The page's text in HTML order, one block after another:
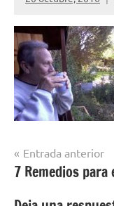
Navegación
de
entradas
Entrada anterior
7 Remedios